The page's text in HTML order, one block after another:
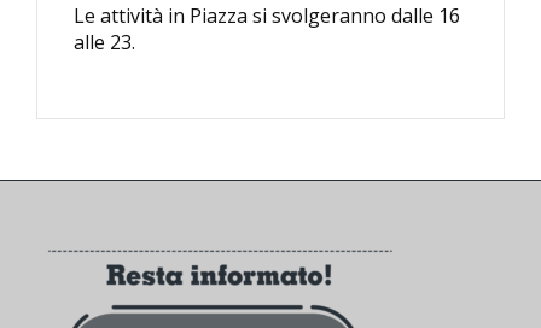
Le attività in Piazza si svolgeranno dalle 16
alle 23.